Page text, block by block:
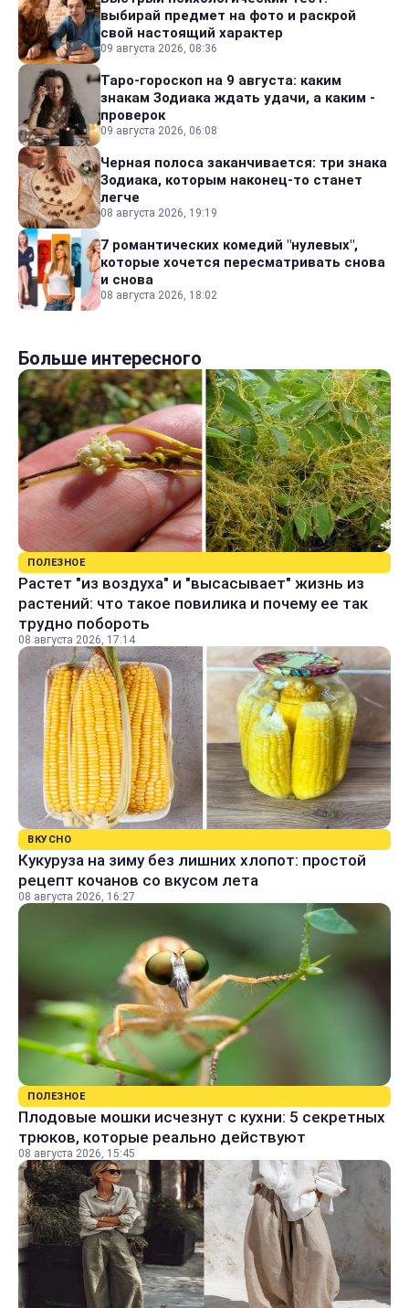
выбирай предмет на фото и раскрой
свой настоящий характер
09 августа 2026, 08:36
Таро-гороскоп на 9 августа: каким
знакам Зодиака ждать удачи, а каким -
проверок
09 августа 2026, 06:08
Черная полоса заканчивается: три знака
Зодиака, которым наконец-то станет
легче
08 августа 2026, 19:19
7 романтических комедий "нулевых",
которые хочется пересматривать снова
и снова
08 августа 2026, 18:02
Больше интересного
ПОЛЕЗНОЕ
Растет "из воздуха" и "высасывает" жизнь из
растений: что такое повилика и почему ее так
трудно побороть
08 августа 2026, 17:14
ВКУСНО
Кукуруза на зиму без лишних хлопот: простой
рецепт кочанов со вкусом лета
08 августа 2026, 16:27
ПОЛЕЗНОЕ
Плодовые мошки исчезнут с кухни: 5 секретных
трюков, которые реально действуют
08 августа 2026, 15:45